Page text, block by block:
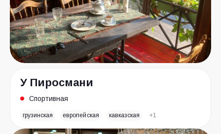
У Пиросмани
Спортивная
грузинская европейская кавказская +1